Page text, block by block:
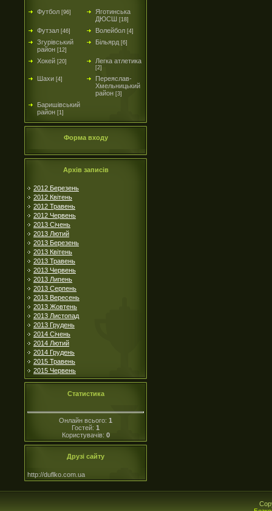
Футбол [96]
Яготинська
ДЮСШ [18]
Футзал [46] Волейбол [4]
Згурівський
район [12]
Більярд [6]
Хокей [20] Легка атлетика
[2]
Шахи [4]
Переяслав-
Хмельницький
район [3]
Баришівський
район [1]
Форма входу
Архів записів
2012 Березень
2012 Квітень
2012 Травень
2012 Червень
2013 Січень
2013 Лютий
2013 Березень
2013 Квітень
2013 Травень
2013 Червень
2013 Липень
2013 Серпень
2013 Вересень
2013 Жовтень
2013 Листопад
2013 Грудень
2014 Січень
2014 Лютий
2014 Грудень
2015 Травень
2015 Червень
Статистика
Онлайн всього: 1
Гостей: 1
Користувачів: 0
Друзі сайту
http://duflko.com.ua